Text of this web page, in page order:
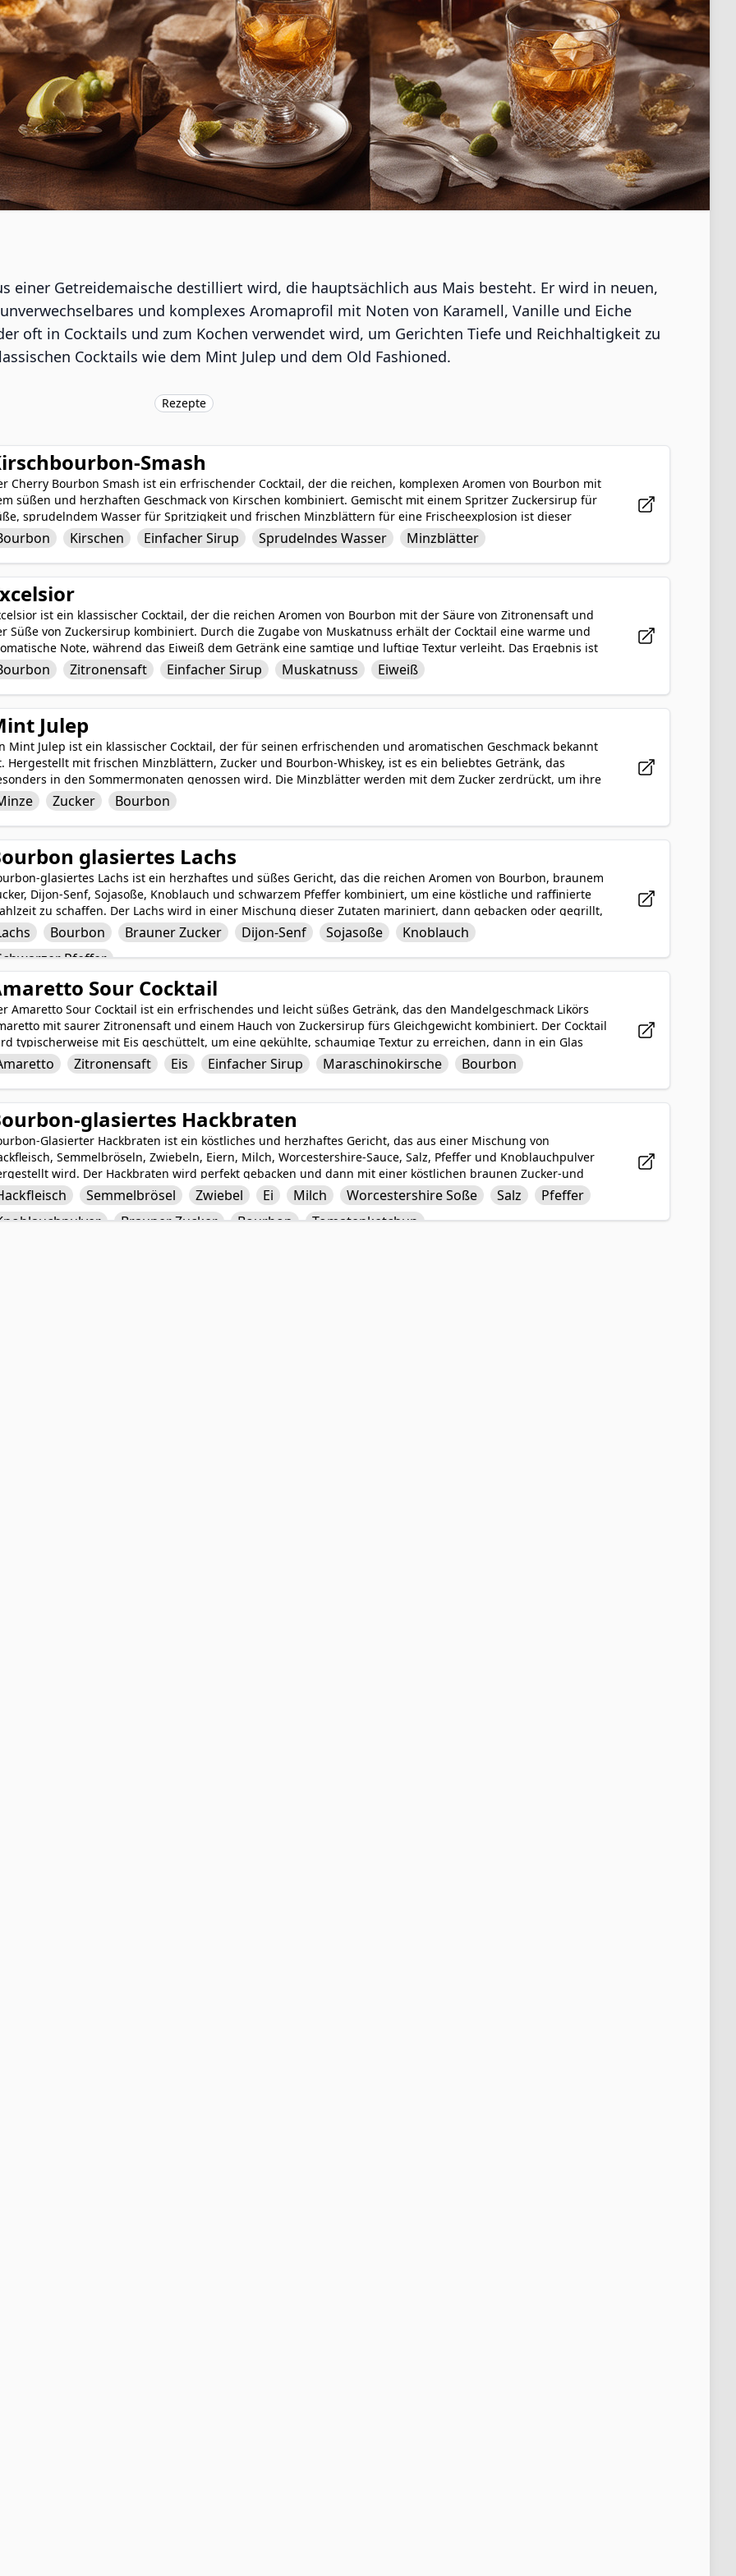
einer Getreidemaische destilliert wird, die hauptsächlich aus Mais besteht. Er wird in neuen,
und komplexes Aromaprofil mit Noten von Karamell, Vanille und Eiche
oft in Cocktails und zum Kochen verwendet wird, um Gerichten Tiefe und Reichhaltigkeit zu
Cocktails wie dem Mint Julep und dem Old Fashioned.
Rezepte
Smash
Cherry Bourbon Smash ist ein erfrischender Cocktail, der die reichen, komplexen Aromen von Bourbon mit
süßen und herzhaften Geschmack von Kirschen kombiniert. Gemischt mit einem Spritzer Zuckersirup für
sprudelndem Wasser für Spritzigkeit und frischen Minzblättern für eine Frischeexplosion ist dieser
ein perfektes Gleichgewicht der Aromen. Serviert über Eis und garniert mit einem Minzblatt und einer
ist der Cherry Bourbon Smash ein raffinierter und geschmackvoller Drink, der mit Sicherheit
wird.
Kirschen Einfacher Sirup Sprudelndes Wasser Minzblätter
ist ein klassischer Cocktail, der die reichen Aromen von Bourbon mit der Säure von Zitronensaft und
Süße von Zuckersirup kombiniert. Durch die Zugabe von Muskatnuss erhält der Cocktail eine warme und
Note, während das Eiweiß dem Getränk eine samtige und luftige Textur verleiht. Das Ergebnis ist
raffinierter und ausgewogener Cocktail, der erfrischend und geschmackvoll ist und perfekt ist, um an einem
Abend zu genießen.
Zitronensaft Einfacher Sirup Muskatnuss Eiweiß
Julep
Mint Julep ist ein klassischer Cocktail, der für seinen erfrischenden und aromatischen Geschmack bekannt
Hergestellt mit frischen Minzblättern, Zucker und Bourbon-Whiskey, ist es ein beliebtes Getränk, das
in den Sommermonaten genossen wird. Die Minzblätter werden mit dem Zucker zerdrückt, um ihre
Öle freizusetzen, was eine duftende Grundlage für den Cocktail schafft. Die Zugabe von Bourbon
dem Getränk eine sanfte und leicht süße Note, was es zu einem Favoriten unter Cocktail-Enthusiasten
Serviert über Crushed Ice und garniert mit einem Zweig Minze, ist der Mint Julep eine zeitlose Labung,
Bilder von südlichem Charme und Gastfreundschaft hervorruft.
Zucker Bourbon
glasiertes Lachs
glasiertes Lachs ist ein herzhaftes und süßes Gericht, das die reichen Aromen von Bourbon, braunem
Dijon-Senf, Sojasoße, Knoblauch und schwarzem Pfeffer kombiniert, um eine köstliche und raffinierte
zu schaffen. Der Lachs wird in einer Mischung dieser Zutaten mariniert, dann gebacken oder gegrillt,
perfekt zu werden, was zu zartem und flockigem Fisch mit einer karamellisierten und geschmacksintensiven
führt. Dieses Gericht ist ein perfektes Gleichgewicht zwischen süß und herzhaft, das garantiert Ihre
beeindrucken und Ihr kulinarisches Erlebnis bereichern wird.
Bourbon Brauner Zucker Dijon-Senf Sojasoße
Knoblauch
Pfeffer
Sour Cocktail
Amaretto Sour Cocktail ist ein erfrischendes und leicht süßes Getränk, das den Mandelgeschmack Likörs
mit saurer Zitronensaft und einem Hauch von Zuckersirup fürs Gleichgewicht kombiniert. Der Cocktail
typischerweise mit Eis geschüttelt, um eine gekühlte, schaumige Textur zu erreichen, dann in ein Glas
und mit einer Maraschino-Kirsche garniert. Einige Versionen des Amaretto Sour enthalten auch
Schuss Bourbon für zusätzliche Tiefe und Komplexität. Dieser Cocktail ist beliebt für seine harmonische
und eignet sich perfekt für einen warmen Abend oder als besonderes Vergnügen.
Zitronensaft Eis Einfacher Sirup Maraschinokirsche Bourbon
glasiertes Hackbraten
Glasierter Hackbraten ist ein köstliches und herzhaftes Gericht, das aus einer Mischung von
Semmelbröseln, Zwiebeln, Eiern, Milch, Worcestershire-Sauce, Salz, Pfeffer und Knoblauchpulver
wird. Der Hackbraten wird perfekt gebacken und dann mit einer köstlichen braunen Zucker-und
Glasur getoppt, die diesem klassischen Comfort-Food eine geschmackvolle Note verleiht. Die Glasur,
mit Bourbon, Ketchup und braunem Zucker, bildet eine süße und würzige karamellisierte
die den saftigen Hackbraten verfeinert. Dieses Rezept wird Ihre Geschmacksnerven sicher mit
Semmelbrösel Zwiebel Ei Milch Worcestershire Soße Salz
Pfeffer
Brauner Zucker Bourbon Tomatenketchup